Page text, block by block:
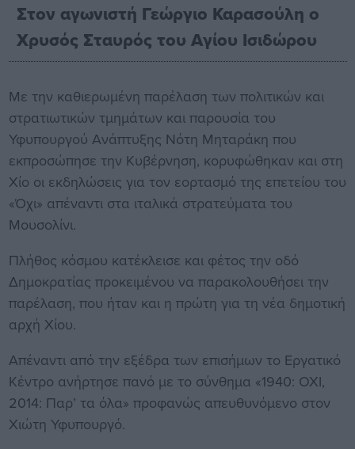
Στον αγωνιστή Γεώργιο Καρασούλη ο
Χρυσός Σταυρός του Αγίου Ισιδώρου
Με την καθιερωμένη παρέλαση των πολιτικών και
στρατιωτικών τμημάτων και παρουσία του
Υφυπουργού Ανάπτυξης Νότη Μηταράκη που
εκπροσώπησε την Κυβέρνηση, κορυφώθηκαν και στη
Χίο οι εκδηλώσεις για τον εορτασμό της επετείου του
«Όχι» απέναντι στα ιταλικά στρατεύματα του
Μουσολίνι.
Πλήθος κόσμου κατέκλεισε και φέτος την οδό
Δημοκρατίας προκειμένου να παρακολουθήσει την
παρέλαση, που ήταν και η πρώτη για τη νέα δημοτική
αρχή Χίου.
Απέναντι από την εξέδρα των επισήμων το Εργατικό
Κέντρο ανήρτησε πανό με το σύνθημα «1940: ΟΧΙ,
2014: Παρ’ τα όλα» προφανώς απευθυνόμενο στον
Χιώτη Υφυπουργό.